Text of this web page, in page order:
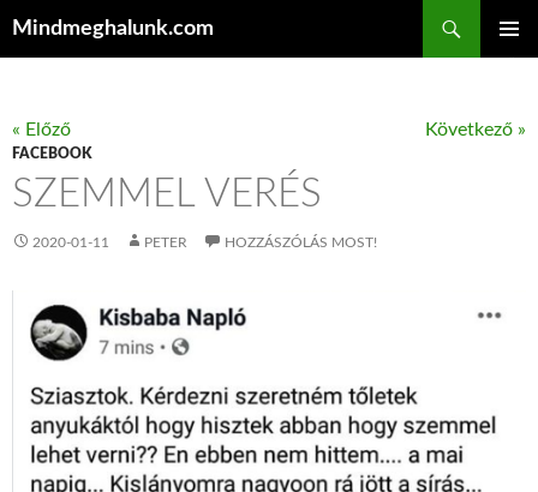
Mindmeghalunk.com
« Előző Következő »
FACEBOOK
SZEMMEL VERÉS
2020-01-11 PETER HOZZÁSZÓLÁS MOST!